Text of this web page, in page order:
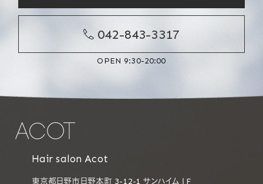
042-843-3317
OPEN 9:30-20:00
Hair salon Acot
東京都日野市日野本町 3-12-1 サンハイム１F